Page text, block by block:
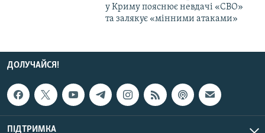
у Криму пояснює невдачі «СВО»
та залякує «мінними атаками»
ДОЛУЧАЙСЯ!
ПІДТРИМКА